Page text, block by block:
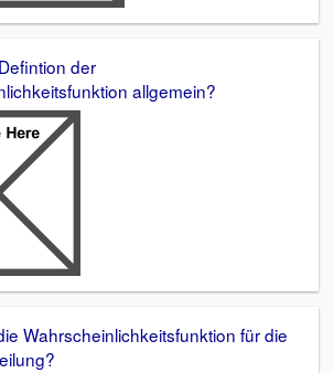
der
allgemein?
Wahrscheinlichkeitsfunktion für die